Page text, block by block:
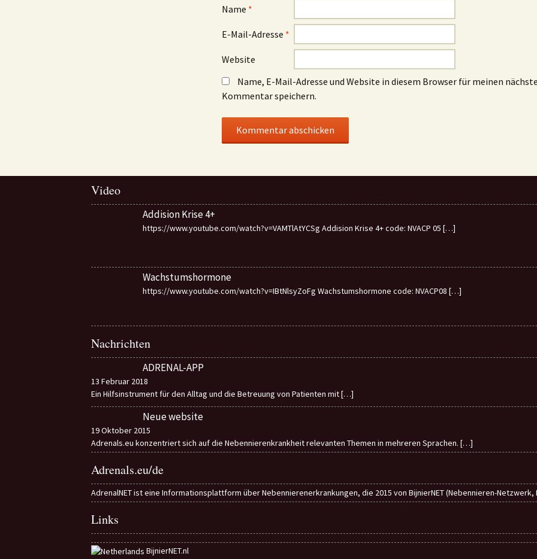
Name *
E-Mail-Adresse *
Website
Name, E-Mail-Adresse und Website in diesem Browser für meinen
Kommentar speichern.
Video
Addision Krise 4+
https://www.youtube.com/watch?v=VAMTlAtYCSg Addision Krise 4+ code: NVACP 05 […]
Wachstumshormone
https://www.youtube.com/watch?v=IBtNlsyZoFg Wachstumshormone code: NVACP08 […]
Nachrichten
ADRENAL-APP
13 Februar 2018
Ein Hilfsinstrument für den Alltag und die Betreuung von Patienten mit[…]
Neue website
19 Oktober 2015
Adrenals.eu konzentriert sich auf die Nebennierenkrankheit relevanten Themen in mehreren Sprachen. […]
Adrenals.eu/de
AdrenalNET ist eine Informationsplattform über Nebennierenerkrankungen, die 2015 von BijnierNET (Nebennieren-
Links
BijnierNET.nl